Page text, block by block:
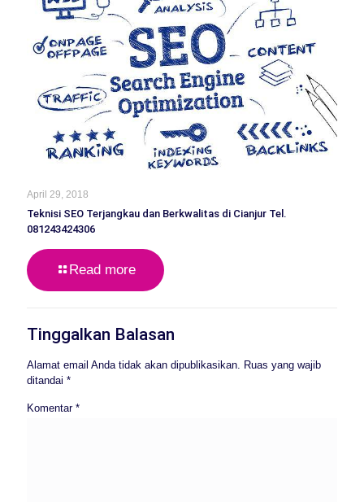
April 29, 2018
Teknisi SEO Terjangkau dan Berkwalitas di Cianjur Tel.
081243424306
Read more
Tinggalkan Balasan
Alamat email Anda tidak akan dipublikasikan. Ruas yang wajib
ditandai *
Komentar *